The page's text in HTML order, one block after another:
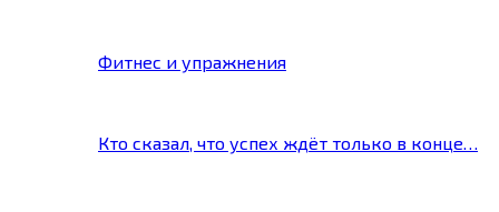
Фитнес и упражнения
Кто сказал, что успех ждёт только в конце…